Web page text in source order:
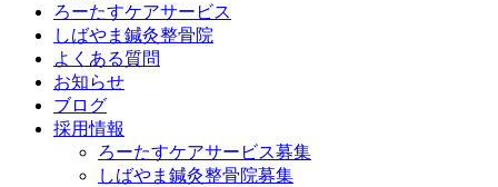
ろーたすケアサービス
しばやま鍼灸整骨院
よくある質問
お知らせ
ブログ
採用情報
ろーたすケアサービス募集
しばやま鍼灸整骨院募集